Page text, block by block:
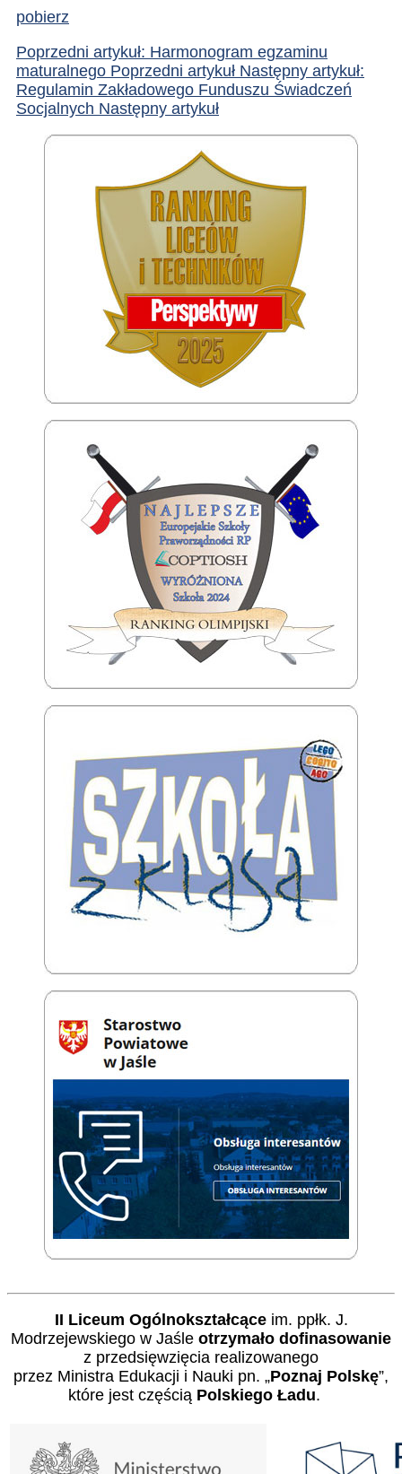
pobierz
Poprzedni artykuł: Harmonogram egzaminu
maturalnego Poprzedni artykuł Następny artykuł:
Regulamin Zakładowego Funduszu Świadczeń
Socjalnych Następny artykuł
II Liceum Ogólnokształcąceim. ppłk. J.
Modrzejewskiego w Jaśle otrzymało dofinasowanie
z przedsięwzięcia realizowanego
przez Ministra Edukacji i Nauki pn. „Poznaj Polskę”,
które jest częścią Polskiego Ładu.